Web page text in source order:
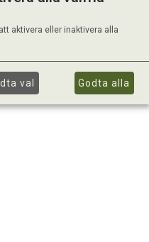
aktivera eller inaktivera alla
val Godta alla